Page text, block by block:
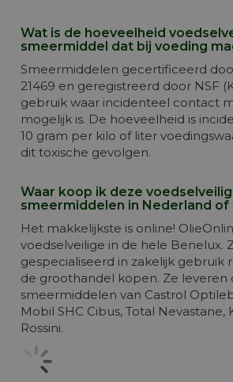
Wat is de hoeveelheid
smeermiddel dat bij voeding
Smeermiddelen gecertificeerd
21469 en geregistreerd door NSF
gebruik waar incidenteel contact
mogelijk is. De hoeveelheid is
10 gram per kilo of liter
dit toxische gevolgen.
Waar koop ik deze
smeermiddelen in Nederland of
Het makkelijkste is online!
voedselveilige in de hele Benelux.
gespecialiseerd in zakelijk gebruik
de groothandel kopen. Ze leveren
smeermiddelen van Castrol
Mobil SHC Cibus, Total Nevastane,
Rossini.